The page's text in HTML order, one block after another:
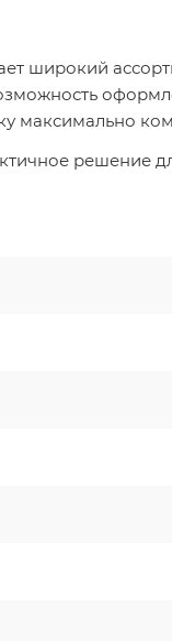
широкий
максимально
решение